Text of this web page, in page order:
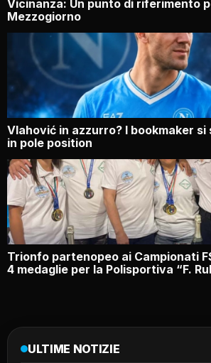
Vicinanza: Un punto di riferimento
Mezzogiorno
Vlahović in azzurro? I bookmaker si
in pole position
Trionfo partenopeo ai Campionati
4 medaglie per la Polisportiva “F.
ULTIME NOTIZIE